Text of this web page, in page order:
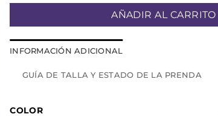
AÑADIR AL CARRITO
INFORMACIÓN ADICIONAL
GUÍA DE TALLA Y ESTADO DE LA PRENDA
COLOR